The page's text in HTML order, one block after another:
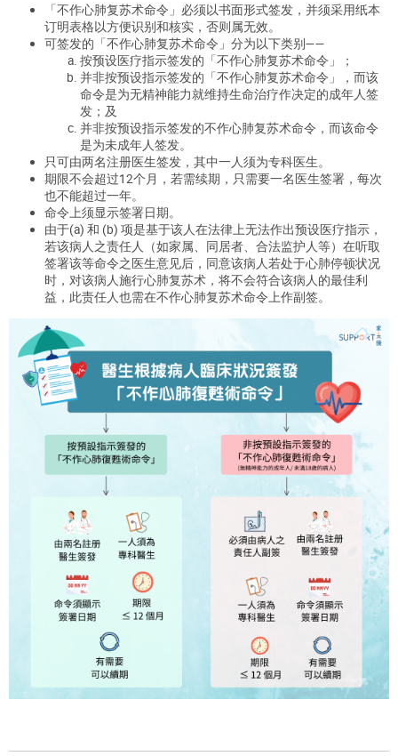
「不作心肺复苏术命令」必须以书面形式签发，并须采用纸本
订明表格以方便识别和核实，否则属无效。
可签发的「不作心肺复苏术命令」分为以下类别——
按预设医疗指示签发的「不作心肺复苏术命令」；
并非按预设指示签发的「不作心肺复苏术命令」，而该
命令是为无精神能力就维持生命治疗作决定的成年人签
发；及
并非按预设指示签发的不作心肺复苏术命令，而该命令
是为未成年人签发。
只可由两名注册医生签发，其中一人须为专科医生。
期限不会超过12个月，若需续期，只需要一名医生签署，每次
也不能超过一年。
命令上须显示签署日期。
由于(a) 和 (b) 项是基于该人在法律上无法作出预设医疗指示，
若该病人之责任人（如家属、同居者、合法监护人等）在听取
签署该等命令之医生意见后，同意该病人若处于心肺停顿状况
时，对该病人施行心肺复苏术，将不会符合该病人的最佳利
益，此责任人也需在不作心肺复苏术命令上作副签。